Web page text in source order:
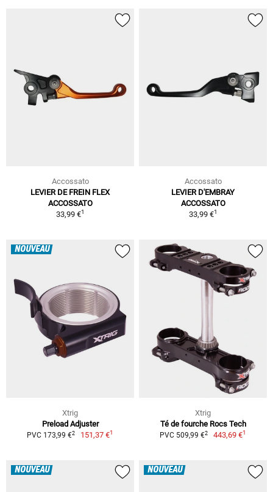
Accossato
LEVIER DE FREIN FLEX
ACCOSSATO
33,99 €1
Accossato
LEVIER D'EMBRAY
ACCOSSATO
33,99 €1
NOUVEAU
Xtrig
Preload Adjuster
PVC 173,99 €2 151,37 €1
Xtrig
Té de fourche Rocs Tech
PVC 509,99 €2 443,69 €1
NOUVEAU NOUVEAU